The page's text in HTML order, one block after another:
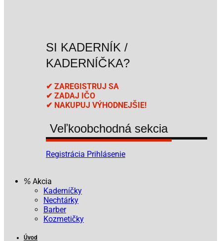
SI KADERNÍK /
KADERNÍČKA?
✔ ZAREGISTRUJ SA
✔ ZADAJ IČO
✔ NAKUPUJ VÝHODNEJŠIE!
Veľkoobchodná sekcia
Registrácia Prihlásenie
Akcia
Kaderníčky
Nechtárky
Barber
Kozmetičky
Úvod